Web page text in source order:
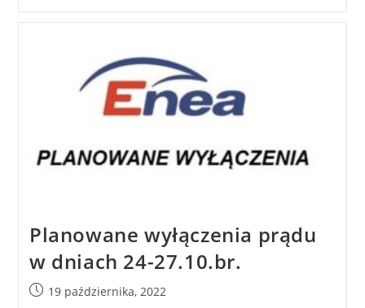
Planowane wyłączenia prądu
w dniach 24-27.10.br.
19 października, 2022